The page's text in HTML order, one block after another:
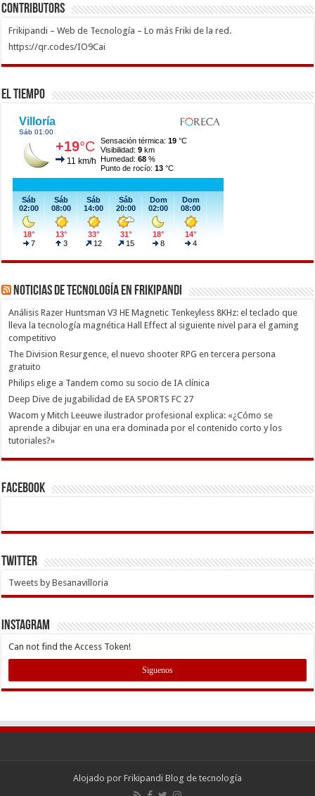
Contributors
Frikipandi – Web de Tecnología – Lo más Friki de la red.
https://qr.codes/IO9Cai
El Tiempo
Noticias de Tecnología en Frikipandi
Análisis Razer Huntsman V3 HE Magnetic Tenkeyless 8KHz: el teclado que
lleva la tecnología magnética Hall Effect al siguiente nivel para el gaming
competitivo
The Division Resurgence, el nuevo shooter RPG en tercera persona
gratuito
Philips elige a Tandem como su socio de IA clínica
Deep Dive de jugabilidad de EA SPORTS FC 27
Wacom y Mitch Leeuwe ilustrador profesional explica: «¿Cómo se
aprende a dibujar en una era dominada por el contenido corto y los
tutoriales?»
Facebook
Twitter
Tweets by Besanavilloria
INSTAGRAM
Can not find the Access Token!
Siguenos
Alojado por Frikipandi Blog de tecnología